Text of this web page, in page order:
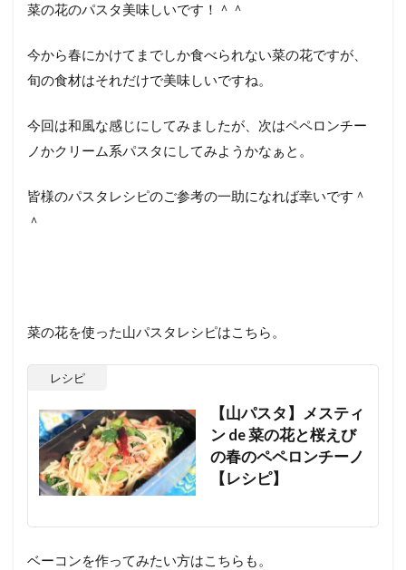
菜の花のパスタ美味しいです！＾＾
今から春にかけてまでしか食べられない菜の花ですが、
旬の食材はそれだけで美味しいですね。
今回は和風な感じにしてみましたが、次はペペロンチー
ノかクリーム系パスタにしてみようかなぁと。
皆様のパスタレシピのご参考の一助になれば幸いです＾
＾
菜の花を使った山パスタレシピはこちら。
レシピ
【山パスタ】メスティ
ン de 菜の花と桜えび
の春のペペロンチーノ
【レシピ】
ベーコンを作ってみたい方はこちらも。